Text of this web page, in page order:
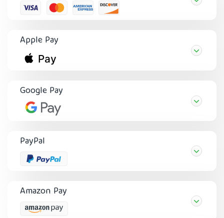
Apple Pay
Google Pay
PayPal
Amazon Pay